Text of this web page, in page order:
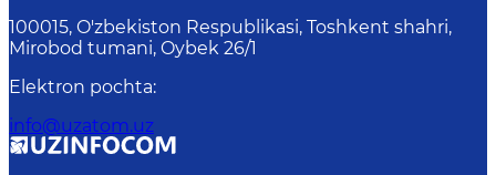
100015, O'zbekiston Respublikasi, Toshkent shahri,
Mirobod tumani, Oybek 26/1
Elektron pochta:
info@uzatom.uz